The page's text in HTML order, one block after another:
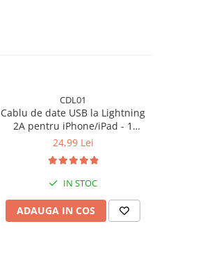
CDL01
Cablu de date USB la Lightning
2A pentru iPhone/iPad - 1
metru - Alb (Incarcare Rapida)
24,99 Lei
IN STOC
ADAUGA IN COS